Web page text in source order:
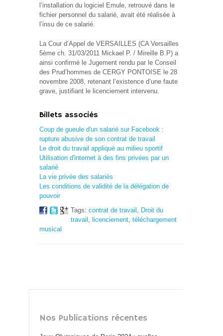
l’installation du logiciel Emule, retrouvé dans le
fichier personnel du salarié, avait été réalisée à
l’insu de ce salarié.
La Cour d’Appel de VERSAILLES (CA Versailles
5ème ch. 31/03/2011 Mickael P. / Mireille B.P) a
ainsi confirmé le Jugement rendu par le Conseil
des Prud’hommes de CERGY PONTOISE le 28
novembre 2008, retenant l’existence d’une faute
grave, justifiant le licenciement intervenu.
Billets associés
Coup de gueule d'un salarié sur Facebook :
rupture abusive de son contrat de travail
Le droit du travail appliqué au milieu sportif
Utilisation d'internet à des fins privées par un
salarié
La vie privée des salariés
Les conditions de validité de la délégation de
pouvoir
Tags: contrat de travail , Droit du
travail , licenciement, téléchargement
musical
Nos Publications récentes